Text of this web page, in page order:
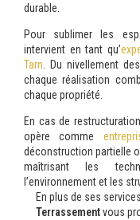
durable.
Pour sublimer les
intervient en tant qu’
Tarn . Du nivellement
chaque réalisation
chaque propriété.
En cas de
opère comme
déconstruction partielle
maîtrisant les
l’environnement et les
En plus de ses
Terrassementvous